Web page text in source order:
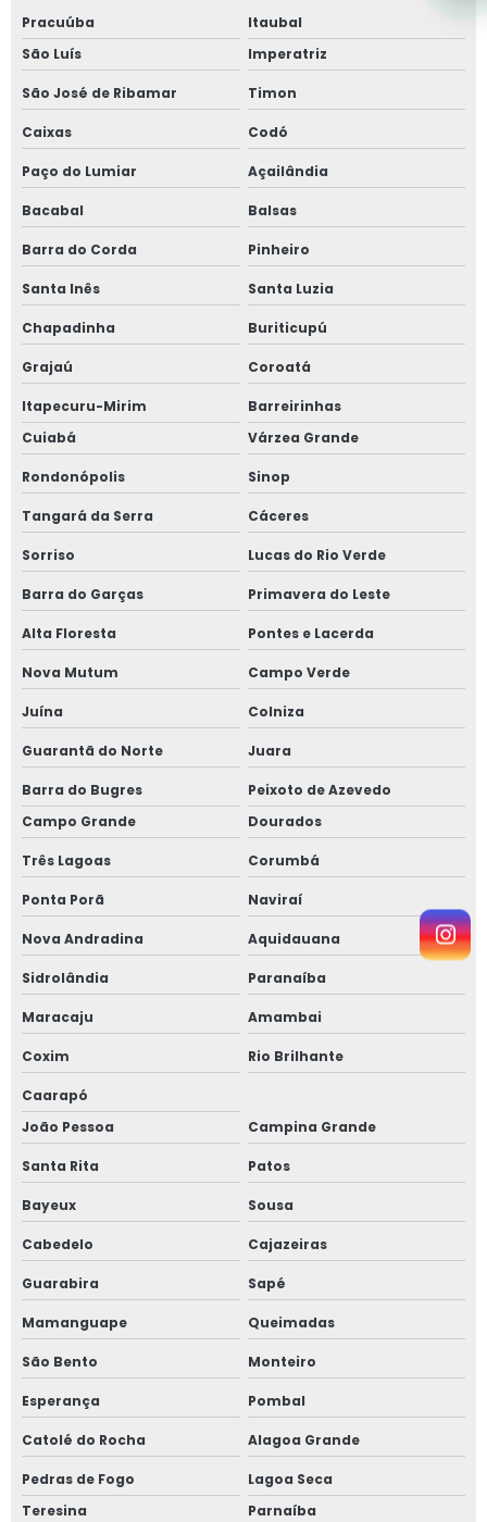
Pracuúba
Itaubal
São Luís
Imperatriz
São José de Ribamar Timon
Caixas Codó
Paço do Lumiar Açailândia
Bacabal Balsas
Barra do Corda Pinheiro
Santa Inês Santa Luzia
Chapadinha Buriticupú
Grajaú Coroatá
Itapecuru-Mirim
Barreirinhas
Cuiabá
Várzea Grande
Rondonópolis Sinop
Tangará da Serra Cáceres
Sorriso Lucas do Rio Verde
Barra do Garças Primavera do Leste
Alta Floresta Pontes e Lacerda
Nova Mutum Campo Verde
Juína Colniza
Guarantã do Norte Juara
Barra do Bugres
Peixoto de Azevedo
Campo Grande
Dourados
Três Lagoas Corumbá
Ponta Porã Naviraí
Nova Andradina Aquidauana
Sidrolândia Paranaíba
Maracaju Amambai
Coxim Rio Brilhante
Caarapó
João Pessoa
Campina Grande
Santa Rita Patos
Bayeux Sousa
Cabedelo Cajazeiras
Guarabira Sapé
Mamanguape Queimadas
São Bento Monteiro
Esperança Pombal
Catolé do Rocha Alagoa Grande
Pedras de Fogo
Lagoa Seca
Teresina
Parnaíba